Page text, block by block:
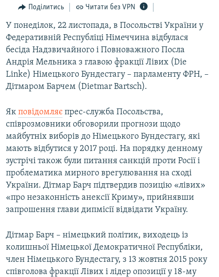
Перейти
пошуку
ПОГЛЯД
ІНТЕРВ'Ю
ВСЕ ЗА ДЕНЬ
СПЕЦПРОЕКТИ
ДЕПОРТАЦІЯ
СВІДЧЕННЯ ОКУПАЦІЇ
УКРАЇНСЬКА ПРОБЛЕМА КРИМУ
ІНФОГРАФІКА
ЯК ОБІЙТИ БЛОКУВАННЯ
Qırımtatar
ДОЛУЧАЙСЯ!
Усі сайти RFE/RL
Поділитись Читати без VPN
У понеділок, 22 листопада, в Посольстві України у
Федеративній Республіці Німеччина відбулася
бесіда Надзвичайного і Повноважного Посла
Андрія Мельника з главою фракції Лівих (Die
Linke) Німецького Бундестагу – парламенту ФРН, –
Дітмаром Барчем (Dietmar Bartsch).
Як повідомляє прес-служба Посольства,
співрозмовники обговорили прогнози щодо
майбутніх виборів до Німецького Бундестагу, які
мають відбутися у 2017 році. На порядку денному
зустрічі також були питання санкцій проти Росії і
проблематика мирного врегулювання на сході
України. Дітмар Барч підтвердив позицію «лівих»
«про незаконність анексії Криму», прийнявши
запрошення глави дипмісії відвідати Україну.
Дітмар Барч – німецький політик, виходець із
колишньої Німецької Демократичної Республіки,
член Німецького Бундестагу, з 13 жовтня 2015 року
співголова фракції Лівих і лідер опозиції у 18-му